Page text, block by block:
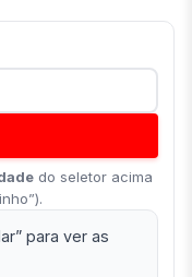
do seletor acima
para ver as